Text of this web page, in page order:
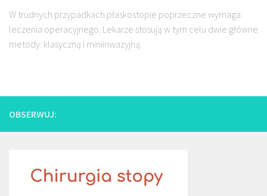
W trudnych przypadkach płaskostopie poprzeczne wymaga
leczenia operacyjnego. Lekarze stosują w tym celu dwie główne
metody: klasyczną i miniinwazyjną.
OBSERWUJ: